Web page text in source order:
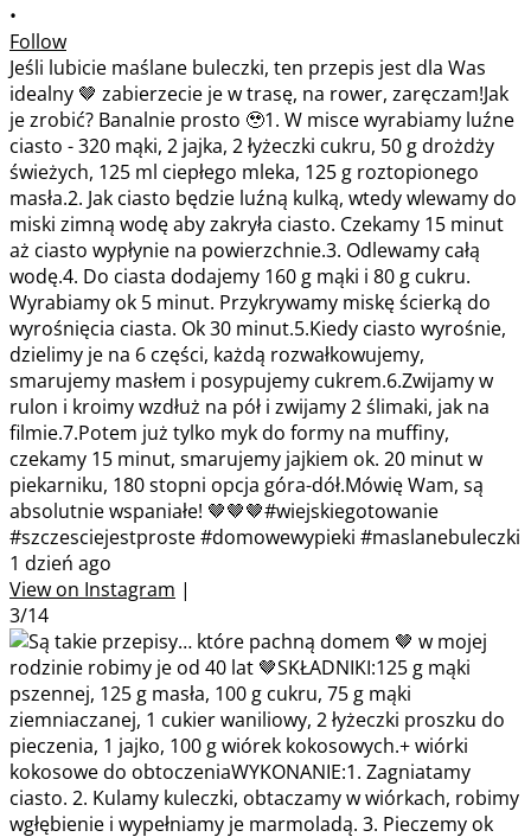
•
Follow
Jeśli lubicie maślane buleczki, ten przepis jest dla Was
idealny 🤎 zabierzecie je w trasę, na rower, zaręczam!Jak
je zrobić? Banalnie prosto 🥹1. W misce wyrabiamy luźne
ciasto - 320 mąki, 2 jajka, 2 łyżeczki cukru, 50 g drożdży
świeżych, 125 ml ciepłego mleka, 125 g roztopionego
masła.2. Jak ciasto będzie luźną kulką, wtedy wlewamy do
miski zimną wodę aby zakryła ciasto. Czekamy 15 minut
aż ciasto wypłynie na powierzchnie.3. Odlewamy całą
wodę.4. Do ciasta dodajemy 160 g mąki i 80 g cukru.
Wyrabiamy ok 5 minut. Przykrywamy miskę ścierką do
wyrośnięcia ciasta. Ok 30 minut.5.Kiedy ciasto wyrośnie,
dzielimy je na 6 części, każdą rozwałkowujemy,
smarujemy masłem i posypujemy cukrem.6.Zwijamy w
rulon i kroimy wzdłuż na pół i zwijamy 2 ślimaki, jak na
filmie.7.Potem już tylko myk do formy na muffiny,
czekamy 15 minut, smarujemy jajkiem ok. 20 minut w
piekarniku, 180 stopni opcja góra-dół.Mówię Wam, są
absolutnie wspaniałe! 🤎🤎🤎#wiejskiegotowanie
#szczesciejestproste #domowewypieki #maslanebuleczki
1 dzień ago
View on Instagram |
3/14